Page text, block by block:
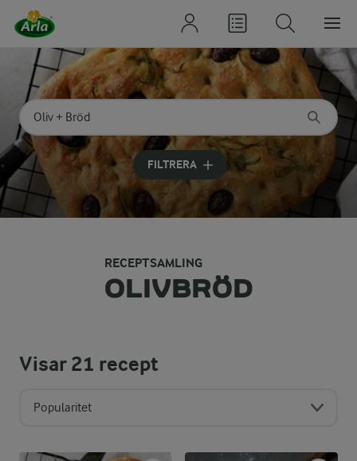
Sök på kategori eller ingrediens
Skriv in sökord för att få förslag
FILTRERA
RECEPTSAMLING
OLIVBRÖD
Visar21 recept
Popularitet